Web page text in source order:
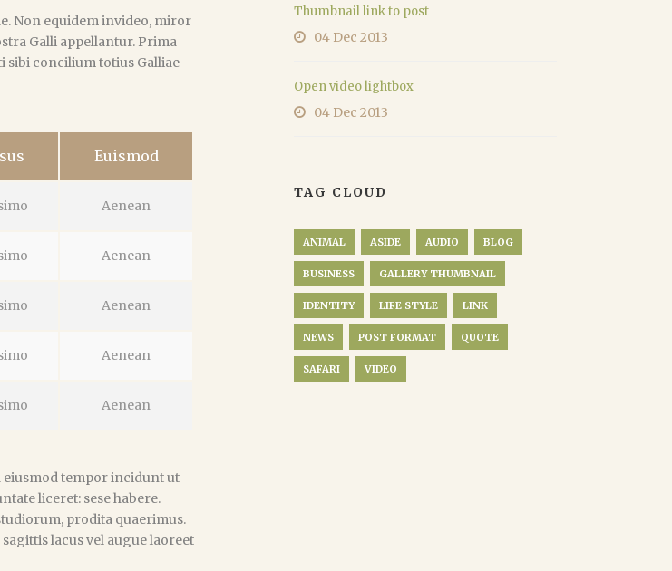
Non equidem invideo, miror
Galli appellantur. Prima
sibi concilium totius Galliae
Euismod
Aenean
Aenean
Aenean
Aenean
Aenean
eiusmod tempor incidunt ut
liceret: sese habere.
prodita quaerimus.
lacus vel augue laoreet
Thumbnail link to post
04 Dec 2013
Open video lightbox
04 Dec 2013
TAG CLOUD
ANIMAL ASIDE AUDIO BLOG
BUSINESS GALLERY THUMBNAIL
IDENTITY LIFE STYLE LINK
NEWS POST FORMAT QUOTE
SAFARI VIDEO